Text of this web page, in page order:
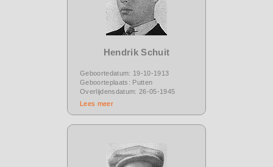
Hendrik Schuit
Geboortedatum: 19-10-1913
Geboorteplaats: Putten
Overlijdensdatum: 26-05-1945
Lees meer